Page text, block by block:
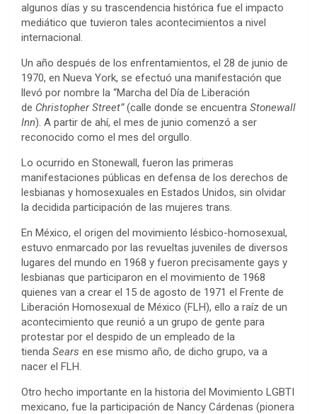
algunos días y su trascendencia histórica fue el impacto
mediático que tuvieron tales acontecimientos a nivel
internacional.
Un año después de los enfrentamientos, el 28 de junio de
1970, en Nueva York, se efectuó una manifestación que
llevó por nombre la “Marcha del Día de Liberación
de Christopher Street”(calle donde se encuentra Stonewall
Inn). A partir de ahí, el mes de junio comenzó a ser
reconocido como el mes del orgullo.
Lo ocurrido en Stonewall, fueron las primeras
manifestaciones públicas en defensa de los derechos de
lesbianas y homosexuales en Estados Unidos, sin olvidar
la decidida participación de las mujeres trans.
En México, el origen del movimiento lésbico-homosexual,
estuvo enmarcado por las revueltas juveniles de diversos
lugares del mundo en 1968 y fueron precisamente gays y
lesbianas que participaron en el movimiento de 1968
quienes van a crear el 15 de agosto de 1971 el Frente de
Liberación Homosexual de México (FLH), ello a raíz de un
acontecimiento que reunió a un grupo de gente para
protestar por el despido de un empleado de la
tienda Sears en ese mismo año, de dicho grupo, va a
nacer el FLH.
Otro hecho importante en la historia del Movimiento LGBTI
mexicano, fue la participación de Nancy Cárdenas (pionera